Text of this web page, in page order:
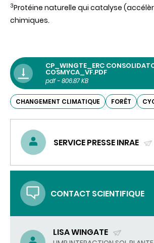
3Protéine naturelle qui catalyse
chimiques.
CP_WINGTE_ERC
COSMYCA_VF.PDF
pdf - 806.87 KB
CHANGEMENT CLIMATIQUE FORÊT
SERVICE PRESSE INRAE
UN
CONTACT SCIENTIFIQUE
LISA WINGATE